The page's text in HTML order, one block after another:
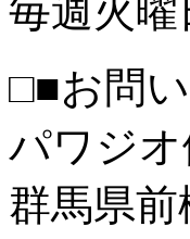
毎週火曜
□■お問
パワジ
群馬県前